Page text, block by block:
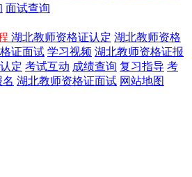
面试查询
湖北教师资格证认定 湖北教师资格
证面试 学习视频 湖北教师资格证报
定 考试互动 成绩查询 复习指导 考
名 湖北教师资格证面试 网站地图